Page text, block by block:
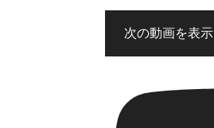
次の動画を表示